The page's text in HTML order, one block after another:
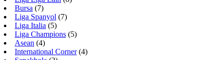
Bursa (7)
Liga Spanyol (7)
Liga Italia (5)
Liga Champions (5)
Asean (4)
International Corner(4)